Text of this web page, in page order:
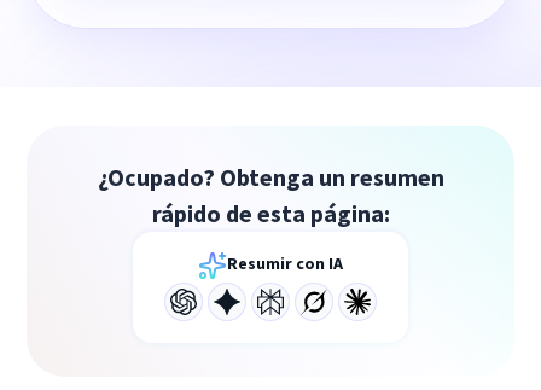
¿Ocupado? Obtenga un resumen
rápido de esta página:
Resumir con IA